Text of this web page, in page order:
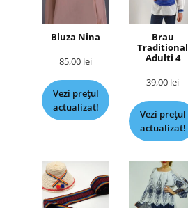
Bluza Nina
85,00 lei
Vezi prețul
actualizat!
Brau
Traditional
Adulti 4
39,00 lei
Vezi prețul
actualizat!